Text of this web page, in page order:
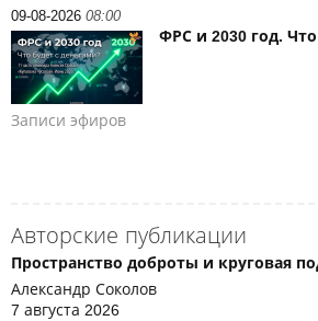
09-08-2026 08:00
ФРС и 2030 год.
Записи эфиров
Авторские публикации
Пространство доброты и круговая
Александр Соколов
7 августа 2026